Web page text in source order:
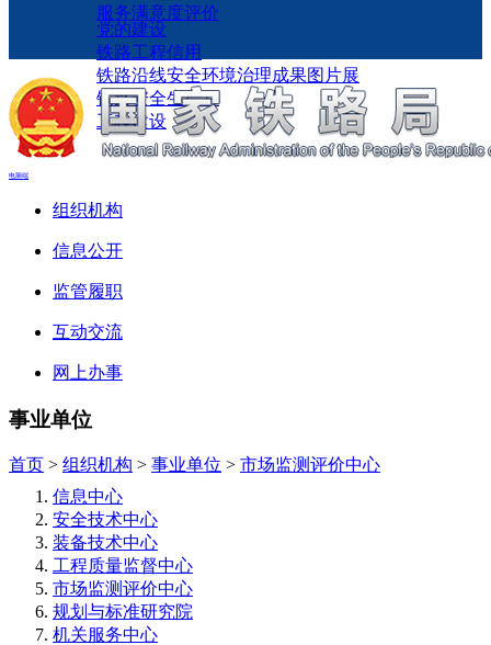
服务满意度评价
党的建设
铁路工程信用
铁路沿线安全环境治理成果图片展
铁路安全生产月
工程建设
电脑端
组织机构
信息公开
监管履职
互动交流
网上办事
事业单位
首页 > 组织机构 > 事业单位 > 市场监测评价中心
信息中心
安全技术中心
装备技术中心
工程质量监督中心
市场监测评价中心
规划与标准研究院
机关服务中心